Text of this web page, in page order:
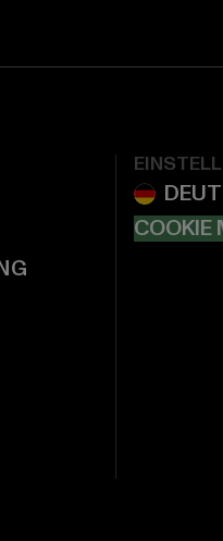
COOKIE